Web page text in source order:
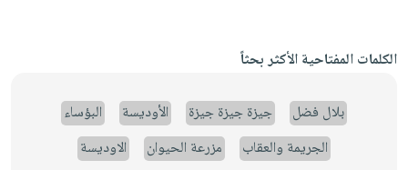
الكلمات المفتاحية الأكثر بحثاً
بلال فضل جيزة جيزة جيزة الأوديسة
البؤساء
الجريمة والعقاب
مزرعة الحيوان
الاوديسة